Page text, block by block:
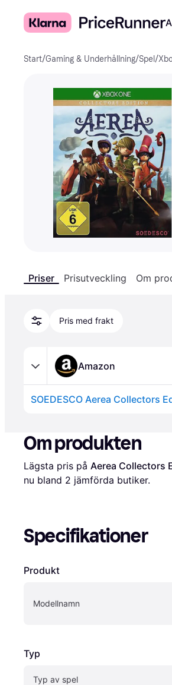
Start/Gaming & Underhållning/Spel /
Priser Prisutveckling Om
Pris med frakt
Amazon
SOEDESCO Aerea Collectors
Om produkten
Lägsta pris på Aerea Collectors
nu bland 2 jämförda butiker.
Specifikationer
Produkt
Modellnamn
Typ
Typ av spel